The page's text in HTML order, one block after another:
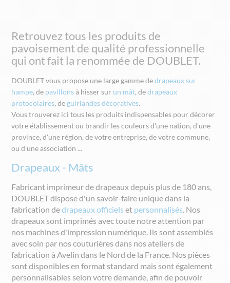
Retrouvez tous les produits de
pavoisement de qualité professionnelle
qui ont fait la renommée de DOUBLET.
DOUBLET vous propose une large gamme dedrapeaux sur
hampe, de pavillonsà hisser sur un mât, dedrapeaux
protocolaires, de guirlandes décoratives.
Vous trouverez ici tous les produits indispensables pour décorer
votre établissement ou brandir les couleurs d'une nation, d'une
province, d'une région, de votre entreprise, de votre commune,
ou d'une association ...
Drapeaux - Mâts
Fabricant imprimeur de drapeaux depuis plus de 180 ans,
DOUBLET dispose d'un savoir-faire unique dans la
fabrication dedrapeaux officiels et personnalisés. Nos
drapeaux sont imprimés avec toute notre attention par
nos machines d'impression numérique. Ils sont assemblés
avec soin par nos couturières dans nos ateliers de
fabrication à Avelin dans le Nord de la France. Nos pièces
sont disponibles en format standard mais sont également
personnalisables selon votre demande, afin de pouvoir